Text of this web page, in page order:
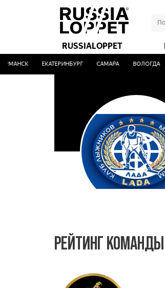
RUSSIALOPPET
ЕКАТЕРИНБУРГ САМАРА ВОЛОГДА
РЕЙТИНГ